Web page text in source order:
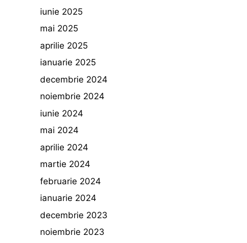
iunie 2025
mai 2025
aprilie 2025
ianuarie 2025
decembrie 2024
noiembrie 2024
iunie 2024
mai 2024
aprilie 2024
martie 2024
februarie 2024
ianuarie 2024
decembrie 2023
noiembrie 2023